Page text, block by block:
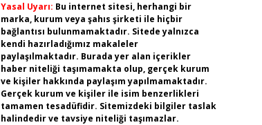
Yasal Uyarı: Bu internet sitesi, herhangi bir
marka, kurum veya şahıs şirketi ile hiçbir
bağlantısı bulunmamaktadır. Sitede yalnızca
kendi hazırladığımız makaleler
paylaşılmaktadır. Burada yer alan içerikler
haber niteliği taşımamakta olup, gerçek kurum
ve kişiler hakkında paylaşım yapılmamaktadır.
Gerçek kurum ve kişiler ile isim benzerlikleri
tamamen tesadüfidir. Sitemizdeki bilgiler taslak
halindedir ve tavsiye niteliği taşımazlar.